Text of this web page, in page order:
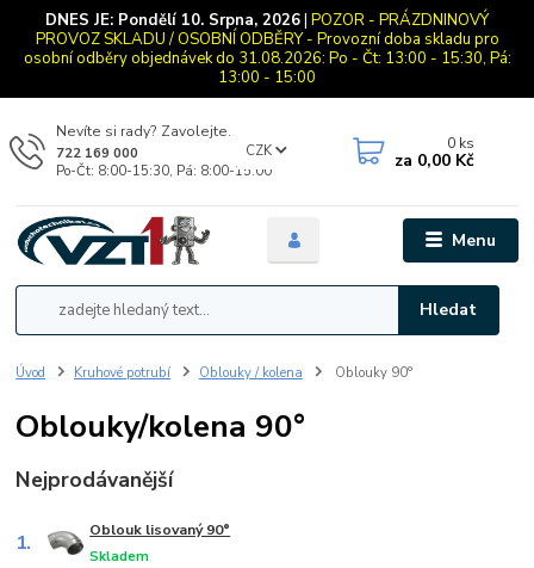
DNES JE: Pondělí 10. Srpna, 2026| POZOR - PRÁZDNINOVÝ
PROVOZ SKLADU / OSOBNÍ ODBĚRY - Provozní doba skladu pro
osobní odběry objednávek do 31.08.2026: Po - Čt: 13:00 - 15:30, Pá:
13:00 - 15:00
Menu
CZK
Hledat
Nevíte si rady? Zavolejte.
722 169 000
Po-Čt: 8:00-15:30, Pá: 8:00-15:00
0 ks
za 0,00 Kč
Úvod Kruhové potrubí Oblouky / kolena Oblouky 90°
Oblouky/kolena 90°
Nejprodávanější
1. Oblouk lisovaný 90°
Skladem